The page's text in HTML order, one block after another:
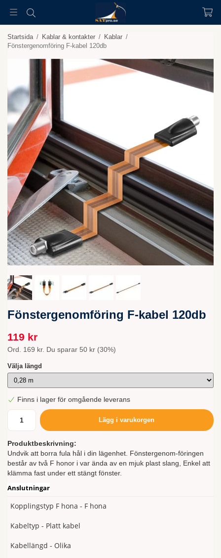
Startsida / Kablar & kontakter / Kablar /
Fönstergenomföring F-kabel 120db
Fönstergenomföring F-kabel 120db
119 kr
Ord. 169 kr. Du sparar 50 kr (30%)
Välja längd
Finns i lager för omgående leverans
Lägg i varukorgen
Produktbeskrivning:
Undvik att borra fula hål i din lägenhet. Fönstergenom-föringen
består av två F honor i var ända av en mjuk plast slang, Enkel att
klämma fast under ett stängt fönster.
Anslutningar
Kopplingstyp F hona - F hona
Kabeltyp - Platt kabel
Kabellängd - Olika